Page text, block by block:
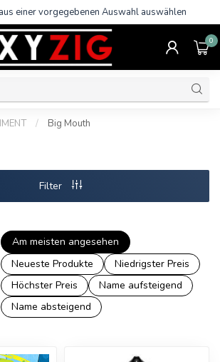
einer vorgegebenen Auswahl auswählen
0
/ Big Mouth
Filter
Am meisten angesehen
Neueste Produkte
Niedrigster Preis
Höchster Preis
Name aufsteigend
Name absteigend